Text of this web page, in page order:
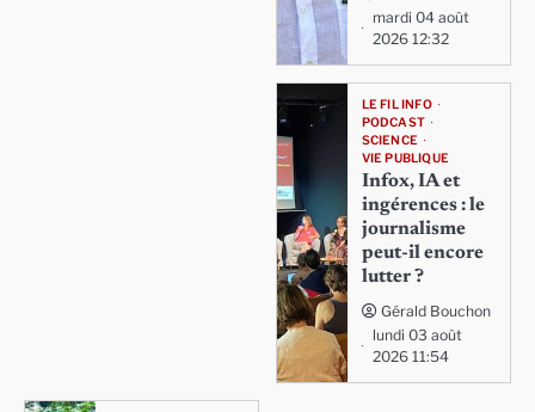
mardi 04 août
2026 12:32
LE FIL INFO
PODCAST
SCIENCE
VIE PUBLIQUE
Infox, IA et
ingérences : le
journalisme
peut-il encore
lutter ?
Gérald Bouchon
lundi 03 août
2026 11:54